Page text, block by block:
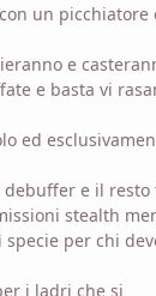
un picchiatore
e
e basta vi
ed
debuffer e il resto
stealth
per chi
i ladri che si